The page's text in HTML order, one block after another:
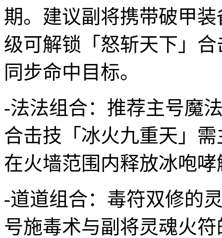
期。建议副将携带破甲
级可解锁「怒斩天下」
同步命中目标。
-法法组合：推荐主号魔
合击技「冰火九重天」
在火墙范围内释放冰咆
-道道组合：毒符双修的
号施毒术与副将灵魂火